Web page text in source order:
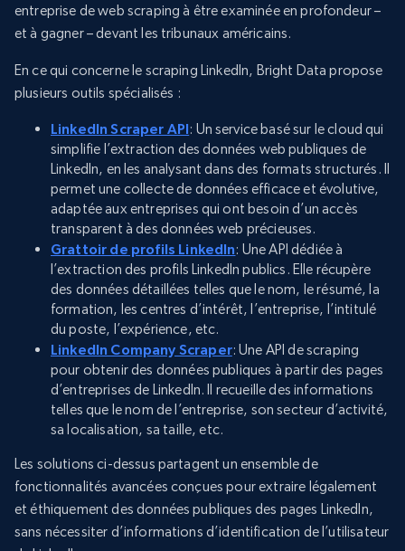
entreprise de web scraping à être examinée en profondeur –
et à gagner – devant les tribunaux américains.
En ce qui concerne le scraping LinkedIn, Bright Data propose
plusieurs outils spécialisés :
LinkedIn Scraper API: Un service basé sur le cloud qui
simplifie l’extraction des données web publiques de
LinkedIn, en les analysant dans des formats structurés. Il
permet une collecte de données efficace et évolutive,
adaptée aux entreprises qui ont besoin d’un accès
transparent à des données web précieuses.
Grattoir de profils LinkedIn: Une API dédiée à
l’extraction des profils LinkedIn publics. Elle récupère
des données détaillées telles que le nom, le résumé, la
formation, les centres d’intérêt, l’entreprise, l’intitulé
du poste, l’expérience, etc.
LinkedIn Company Scraper: Une API de scraping
pour obtenir des données publiques à partir des pages
d’entreprises de LinkedIn. Il recueille des informations
telles que le nom de l’entreprise, son secteur d’activité,
sa localisation, sa taille, etc.
Les solutions ci-dessus partagent un ensemble de
fonctionnalités avancées conçues pour extraire légalement
et éthiquement des données publiques des pages LinkedIn,
sans nécessiter d’informations d’identification de l’utilisateur